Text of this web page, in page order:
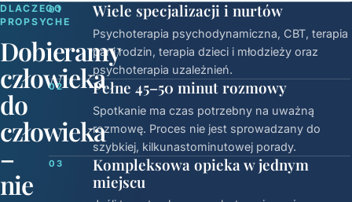
DLACZEGO
PROPSYCHE
Dobieramy
człowieka
do
człowieka
–
nie
01 Wiele specjalizacji i nurtów
Psychoterapia psychodynamiczna, CBT, terapia
par i rodzin, terapia dzieci i młodzieży oraz
psychoterapia uzależnień.
02 Pełne 45–50 minut rozmowy
Spotkanie ma czas potrzebny na uważną
rozmowę. Proces nie jest sprowadzany do
szybkiej, kilkunastominutowej porady.
03
Kompleksowa opieka w jednym
miejscu